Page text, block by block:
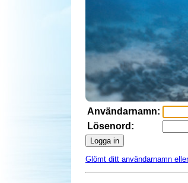
Användarnamn:
Lösenord:
Logga in
Glömt ditt användarnamn